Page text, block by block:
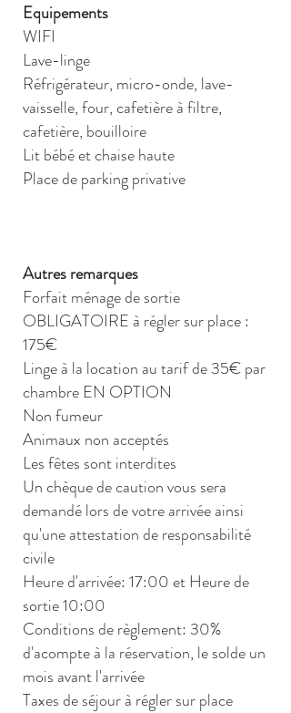
Equipements
WIFI
Lave-linge
Réfrigérateur, micro-onde, lave-
vaisselle, four, cafetière à filtre,
cafetière, bouilloire
Lit bébé et chaise haute
Place de parking privative
Autres remarques
Forfait ménage de sortie
OBLIGATOIRE à régler sur place :
175€
Linge à la location au tarif de 35€ par
chambre EN OPTION
Non fumeur
Animaux non acceptés
Les fêtes sont interdites
Un chèque de caution vous sera
demandé lors de votre arrivée ainsi
qu'une attestation de responsabilité
civile
Heure d'arrivée: 17:00 et Heure de
sortie 10:00
Conditions de règlement: 30%
d'acompte à la réservation, le solde un
mois avant l'arrivée
Taxes de séjour à régler sur place